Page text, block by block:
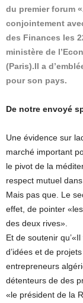
du premier forum
conjointement
des Finances les
ministère de
(Paris).Il a
pour son pays.
De notre envoyé
Une évidence sur
marché important
le pivot de la
respect mutuel
Mais pas que. Le
effet, de pointer
des deux rives».
Et de soutenir
d’idées et de
entrepreneurs
détenteurs de des
«le président de la